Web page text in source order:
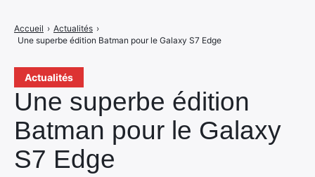
Actualités
Une superbe édition
Batman pour le Galaxy
S7 Edge
Accueil › Actualités ›
Une superbe édition Batman pour le Galaxy S7 Edge